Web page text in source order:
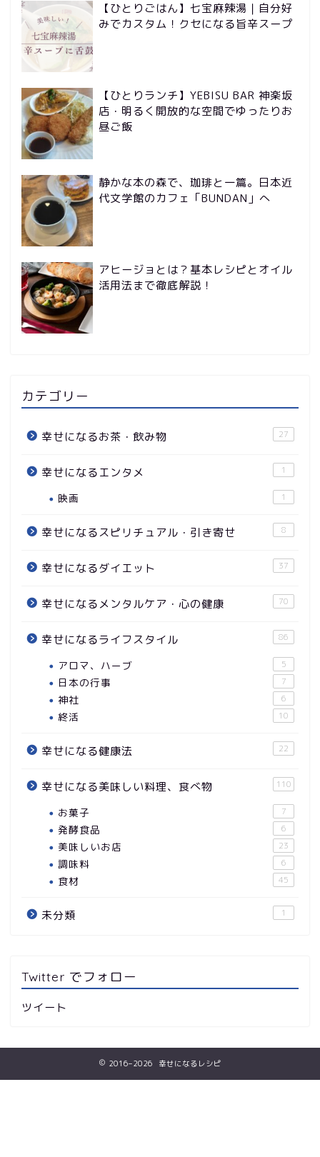
【ひとりごはん】七宝麻辣湯｜自分好
みでカスタム！クセになる旨辛スープ
【ひとりランチ】YEBISU BAR 神楽坂
店・明るく開放的な空間でゆったりお
昼ご飯
静かな本の森で、珈琲と一篇。日本近
代文学館のカフェ「BUNDAN」へ
アヒージョとは？基本レシピとオイル
活用法まで徹底解説！
カテゴリー
幸せになるお茶・飲み物 27
幸せになるエンタメ 1
映画 1
幸せになるスピリチュアル・引き寄せ 8
幸せになるダイエット 37
幸せになるメンタルケア・心の健康 70
幸せになるライフスタイル 86
アロマ、ハーブ 5
日本の行事 7
神社 6
終活 10
幸せになる健康法 22
幸せになる美味しい料理、食べ物 110
お菓子 7
発酵食品 6
美味しいお店 23
調味料 6
食材 45
未分類 1
Twitter でフォロー
ツイート
2016–2026 幸せになるレシピ